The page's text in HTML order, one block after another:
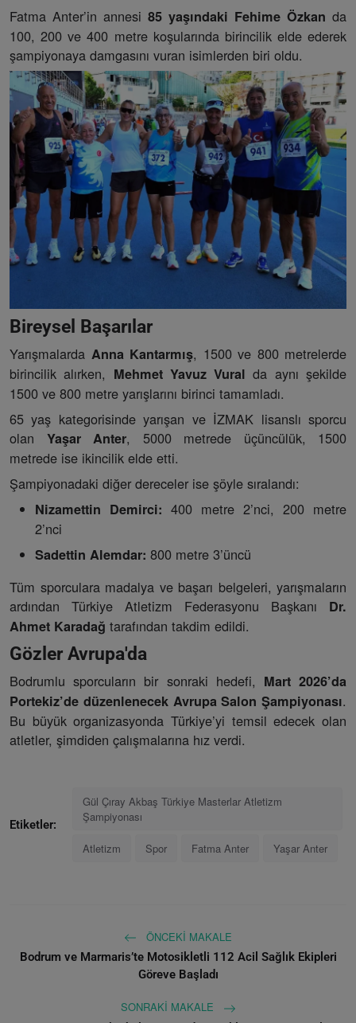
Fatma Anter’in annesi 85 yaşındaki Fehime Özkan da
100, 200 ve 400 metre koşularında birincilik elde ederek
şampiyonaya damgasını vuran isimlerden biri oldu.
Bireysel Başarılar
Yarışmalarda Anna Kantarmış, 1500 ve 800 metrelerde
birincilik alırken, Mehmet Yavuz Vural da aynı şekilde
1500 ve 800 metre yarışlarını birinci tamamladı.
65 yaş kategorisinde yarışan ve İZMAK lisanslı sporcu
olan Yaşar Anter, 5000 metrede üçüncülük, 1500
metrede ise ikincilik elde etti.
Şampiyonadaki diğer dereceler ise şöyle sıralandı:
Nizamettin Demirci: 400 metre 2’nci, 200 metre
2’nci
Sadettin Alemdar: 800 metre 3’üncü
Tüm sporculara madalya ve başarı belgeleri, yarışmaların
ardından Türkiye Atletizm Federasyonu Başkanı Dr.
Ahmet Karadağ tarafından takdim edildi.
Gözler Avrupa'da
Bodrumlu sporcuların bir sonraki hedefi, Mart 2026’da
Portekiz’de düzenlenecek Avrupa Salon Şampiyonası.
Bu büyük organizasyonda Türkiye’yi temsil edecek olan
atletler, şimdiden çalışmalarına hız verdi.
Etiketler:
Gül Çıray Akbaş Türkiye Masterlar Atletizm
Şampiyonası
Atletizm Spor Fatma Anter Yaşar Anter
ÖNCEKI MAKALE
Bodrum ve Marmaris’te Motosikletli 112 Acil Sağlık Ekipleri
Göreve Başladı
SONRAKI MAKALE